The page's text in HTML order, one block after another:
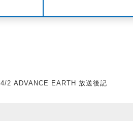
4/2 ADVANCE EARTH 放送後記